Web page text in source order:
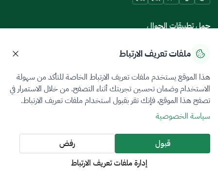
حمل تطبيقات الجوال
سياسة الخصوصيةشروط الاستخدامخريطة الموقع
جميع الحقوق محفوظة 2026 © ZATCA.GOV.SA
تم تطويره وصيانته بواسطة هيئة الزكاة والضريبة والجمارك
آخر تحديث للموقع في
ملفات تعريف الارتباط
هذا الموقع يستخدم ملفات تعريف الارتباط الخاصة للتأكد من سهولة
الاستخدام وضمان تحسين تجربتك أثناء التصفح. من خلال الاستمرار في
تصفح هذا الموقع، فإنك تقر بقبول استخدام ملفات تعريف الارتباط.
سياسة الخصوصية
قبول
رفض
إدارة ملفات تعريف الارتباط